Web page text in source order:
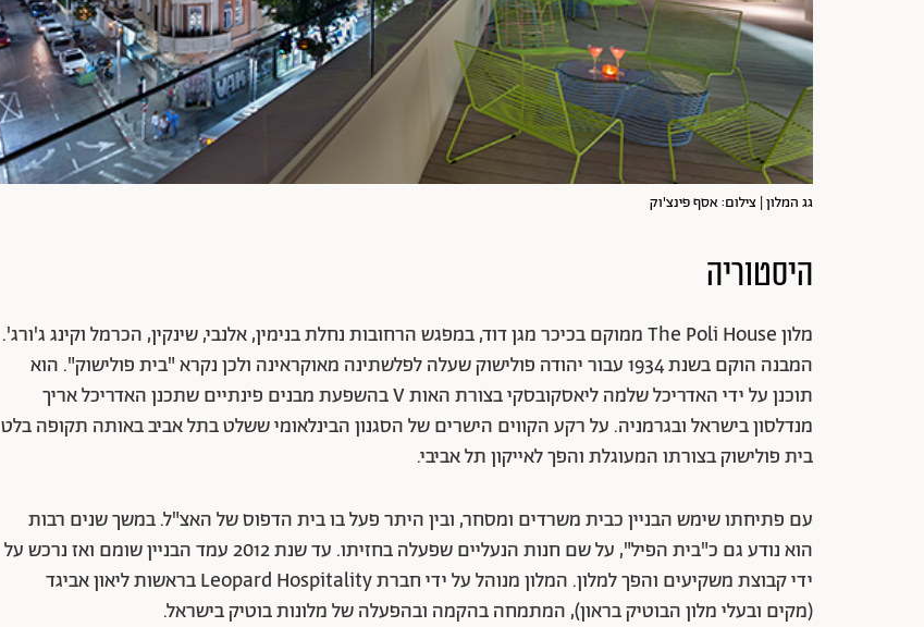
גג המלון | צילום: אסף פינצ'וק
היסטוריה
מלון The Poli House ממוקם בכיכר מגן דוד, במפגש הרחובות נחלת בנימין, אלנבי, שינקין, הכרמל וקינג ג'ורג'.
המבנה הוקם בשנת 1934 עבור יהודה פולישוק שעלה לפלשתינה מאוקראינה ולכן נקרא "בית פולישוק". הוא
תוכנן על ידי האדריכל שלמה ליאסקובסקי בצורת האות V בהשפעת מבנים פינתיים שתכנן האדריכל אריך
מנדלסון בישראל ובגרמניה. על רקע הקווים הישרים של הסגנון הבינלאומי ששלט בתל אביב באותה תקופה בלט
בית פולישוק בצורתו המעוגלת והפך לאייקון תל אביבי.
עם פתיחתו שימש הבניין כבית משרדים ומסחר, ובין היתר פעל בו בית הדפוס של האצ"ל. במשך שנים רבות
הוא נודע גם כ"בית הפיל", על שם חנות הנעליים שפעלה בחזיתו. עד שנת 2012 עמד הבניין שומם ואז נרכש על
ידי קבוצת משקיעים והפך למלון. המלון מנוהל על ידי חברת Leopard Hospitality בראשות ליאון אביגד
(מקים ובעלי מלון הבוטיק בראון), המתמחה בהקמה ובהפעלה של מלונות בוטיק בישראל.